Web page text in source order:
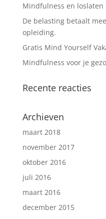
Mindfulness en loslaten
De belasting betaalt
opleiding.
Gratis Mind Yourself
Mindfulness voor je
Recente reacties
Archieven
maart 2018
november 2017
oktober 2016
juli 2016
maart 2016
december 2015